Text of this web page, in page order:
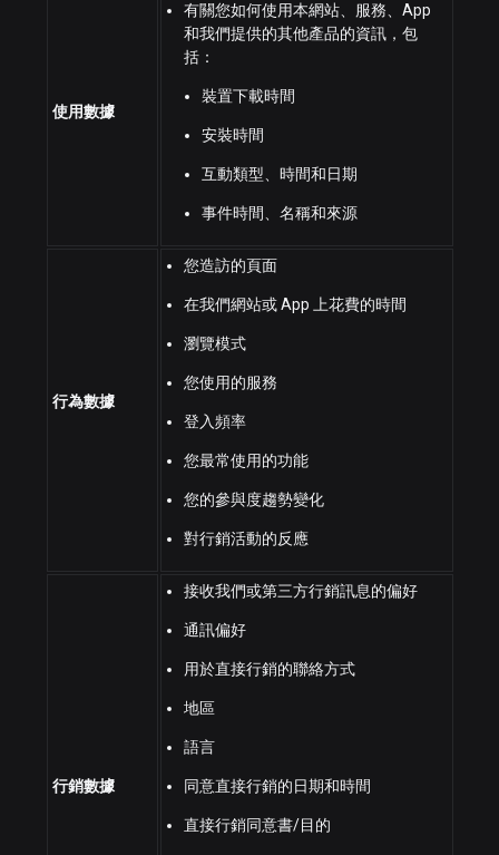
使用數據
有關您如何使用本網站、服務、App
和我們提供的其他產品的資訊，包
括：
裝置下載時間
安裝時間
互動類型、時間和日期
事件時間、名稱和來源
行為數據
您造訪的頁面
在我們網站或 App 上花費的時間
瀏覽模式
您使用的服務
登入頻率
您最常使用的功能
您的參與度趨勢變化
對行銷活動的反應
行銷數據
接收我們或第三方行銷訊息的偏好
通訊偏好
用於直接行銷的聯絡方式
地區
語言
同意直接行銷的日期和時間
直接行銷同意書/目的